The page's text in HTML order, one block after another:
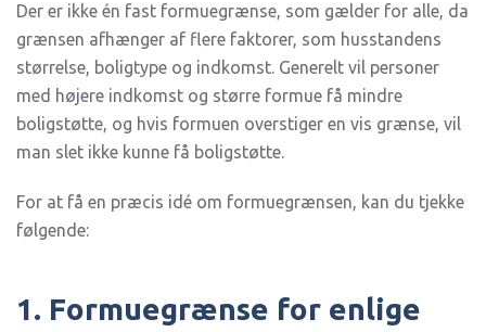
Der er ikke én fast formuegrænse, som gælder for alle, da
grænsen afhænger af flere faktorer, som husstandens
størrelse, boligtype og indkomst. Generelt vil personer
med højere indkomst og større formue få mindre
boligstøtte, og hvis formuen overstiger en vis grænse, vil
man slet ikke kunne få boligstøtte.
For at få en præcis idé om formuegrænsen, kan du tjekke
følgende:
1. Formuegrænse for enlige